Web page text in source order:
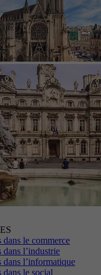
dans le commerce
dans l’industrie
dans l’informatique
dans le social